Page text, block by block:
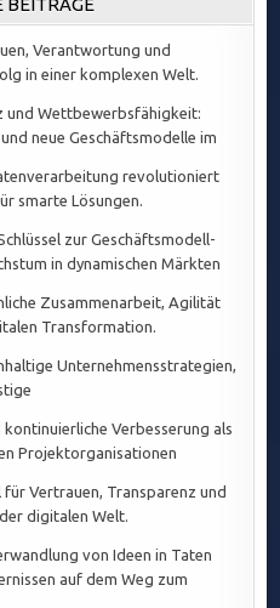
BEITRÄGE
Verantwortung und
in einer komplexen Welt.
und Wettbewerbsfähigkeit:
neue Geschäftsmodelle im
revolutioniert
smarte Lösungen.
zur Geschäftsmodell-
in dynamischen Märkten
Zusammenarbeit, Agilität
Transformation.
Unternehmensstrategien,
Verbesserung als
Projektorganisationen
Vertrauen, Transparenz und
digitalen Welt.
von Ideen in Taten
auf dem Weg zum